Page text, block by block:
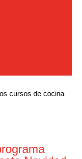
cursos de cocina